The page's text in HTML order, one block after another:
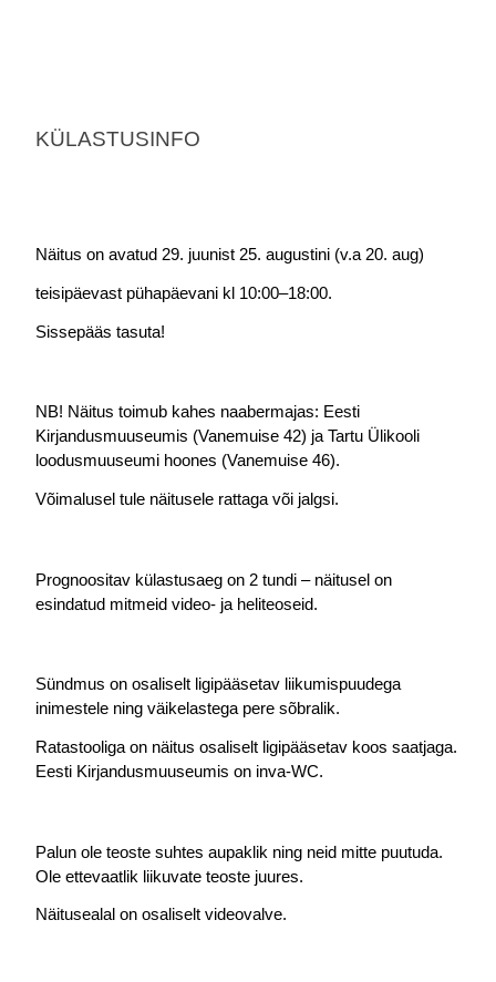
KÜLASTUSINFO
Näitus on avatud 29. juunist 25. augustini (v.a 20. aug)
teisipäevast pühapäevani kl 10:00–18:00.
Sissepääs tasuta!
NB! Näitus toimub kahes naabermajas: Eesti
Kirjandusmuuseumis (Vanemuise 42) ja Tartu Ülikooli
loodusmuuseumi hoones (Vanemuise 46).
Võimalusel tule näitusele rattaga või jalgsi.
Prognoositav külastusaeg on 2 tundi – näitusel on
esindatud mitmeid video- ja heliteoseid.
Sündmus on osaliselt ligipääsetav liikumispuudega
inimestele ning väikelastega pere sõbralik. ​
Ratastooliga on näitus osaliselt ligipääsetav koos saatjaga.
Eesti Kirjandusmuuseumis on inva-WC.
Palun ole teoste suhtes aupaklik ning neid mitte puutuda.
Ole ettevaatlik liikuvate teoste juures.
Näitusealal on osaliselt videovalve.